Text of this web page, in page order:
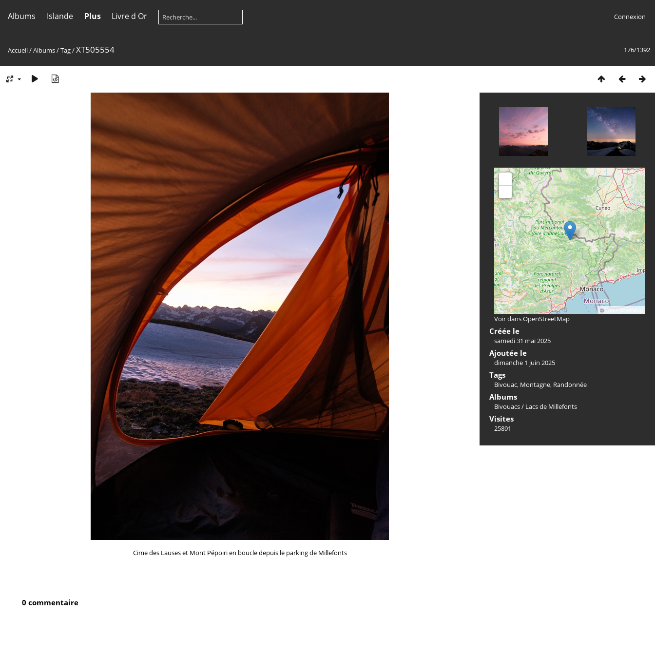
Albums Islande Plus Livre d Or Connexion
176/1392
Accueil/Albums/Tag/XT505554
Cime des Lauses et Mont Pépoiri en boucle depuis le parking de Millefonts
© OpenStreetMap
Voir dans OpenStreetMap
Créée le
samedi 31 mai 2025
Ajoutée le
dimanche 1 juin 2025
Tags
Bivouac, Montagne, Randonnée
Albums
Bivouacs/ Lacs de Millefonts
Visites
25891
0 commentaire